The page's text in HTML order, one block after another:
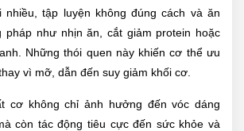
nhiều, tập luyện không đúng cách và ăn
pháp như nhịn ăn, cắt giảm protein hoặc
Những thói quen này khiến cơ thể ưu
vì mỡ, dẫn đến suy giảm khối cơ.
cơ không chỉ ảnh hưởng đến vóc dáng
còn tác động tiêu cực đến sức khỏe và